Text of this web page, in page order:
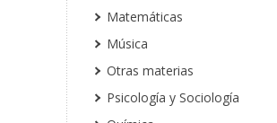
Matemáticas
Música
Otras materias
Psicología y Sociología